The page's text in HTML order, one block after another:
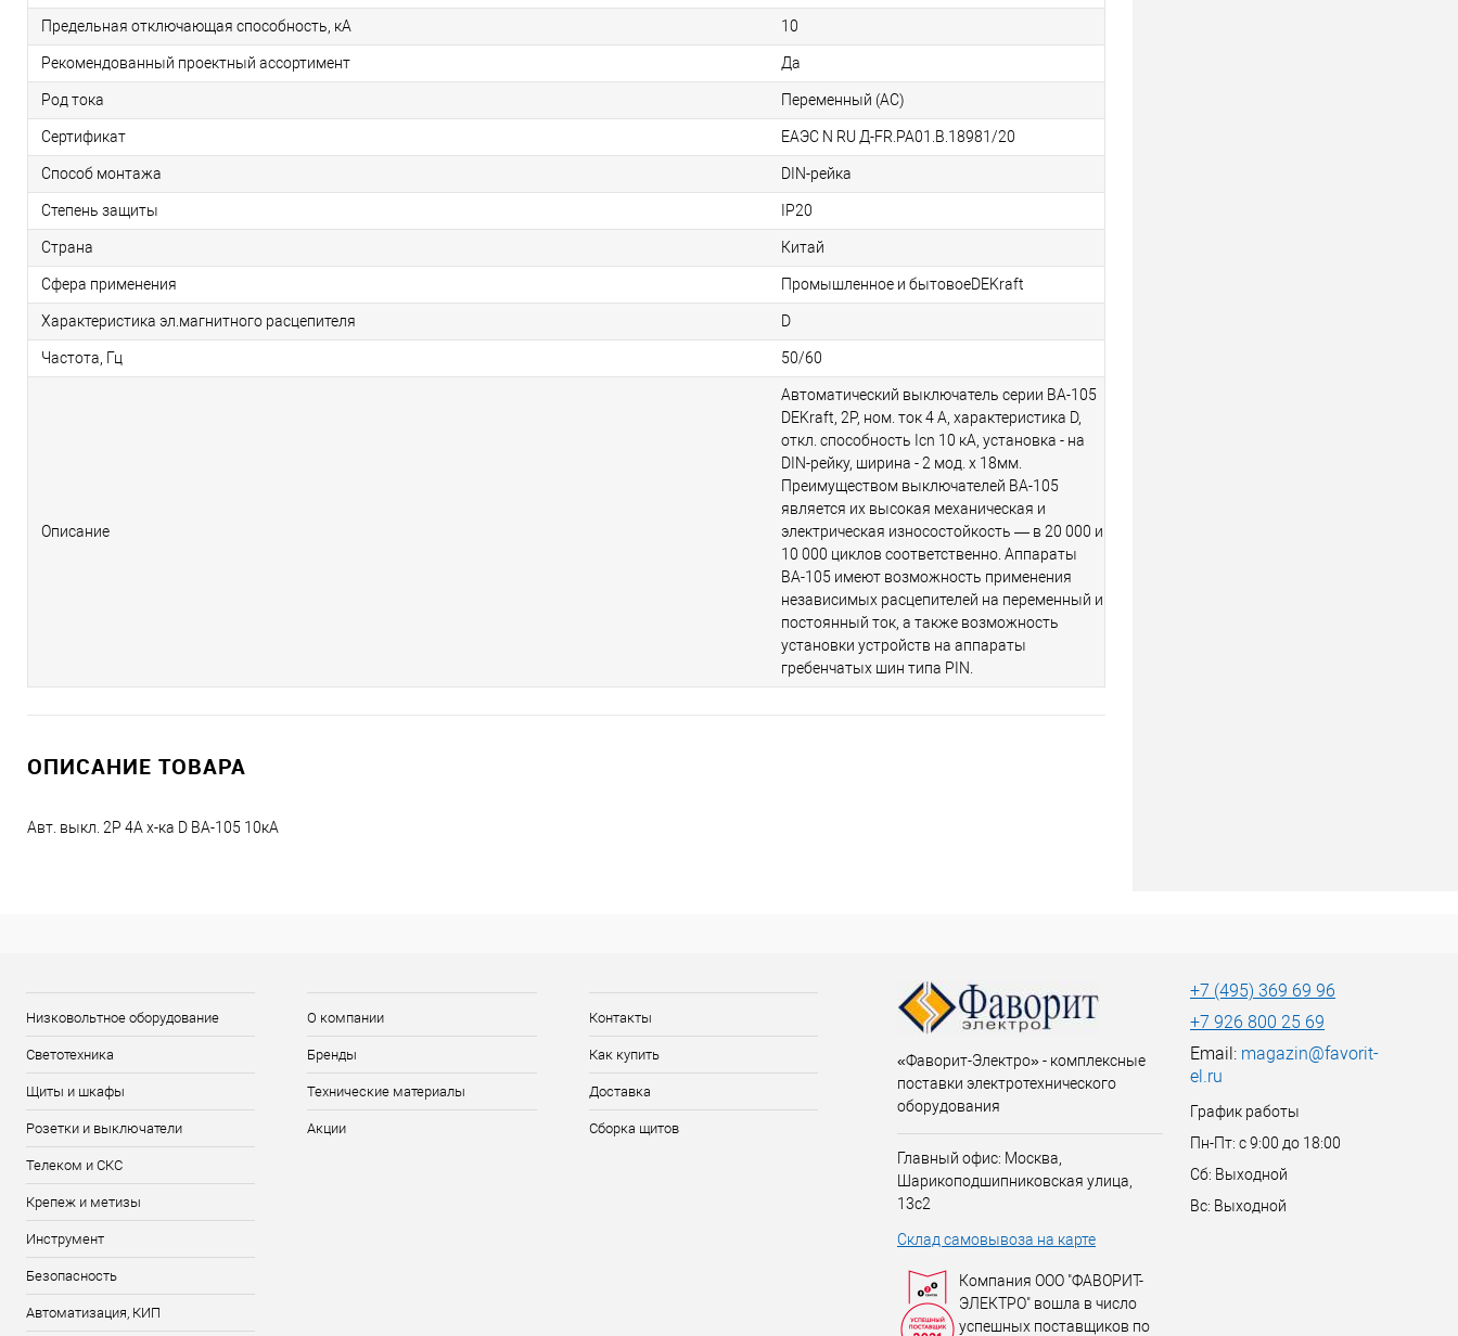
Предельная отключающая способность, кA 10
Рекомендованный проектный ассортимент Да
Род тока Переменный (AC)
Сертификат ЕАЭС N RU Д-FR.РА01.В.18981/20
Способ монтажа DIN-рейка
Степень защиты IP20
Страна Китай
Сфера применения Промышленное и бытовоеDEKraft
Характеристика эл.магнитного расцепителя D
Частота, Гц 50/60
Описание
Автоматический выключатель серии ВА-105
DEKraft, 2P, ном. ток 4 А, характеристика D,
откл. способность Icn 10 кА, установка - на
DIN-рейку, ширина - 2 мод. х 18мм.
Преимуществом выключателей ВА-105
является их высокая механическая и
электрическая износостойкость — в 20 000 и
10 000 циклов соответственно. Аппараты
ВА-105 имеют возможность применения
независимых расцепителей на переменный и
постоянный ток, а также возможность
установки устройств на аппараты
гребенчатых шин типа PIN.
ОПИСАНИЕ ТОВАРА
Авт. выкл. 2P 4A х-ка D ВА-105 10кА
Низковольтное оборудование
Светотехника
Щиты и шкафы
Розетки и выключатели
Телеком и СКС
Крепеж и метизы
Инструмент
Безопасность
Автоматизация, КИП
О компании
Бренды
Технические материалы
Акции
Контакты
Как купить
Доставка
Сборка щитов
«Фаворит-Электро» - комплексные
поставки электротехнического
оборудования
Главный офис: Москва,
Шарикоподшипниковская улица,
13с2
Склад самовывоза на карте
Компания ООО "ФАВОРИТ-
ЭЛЕКТРО" вошла в число
успешных поставщиков по
+7 (495) 369 69 96
+7 926 800 25 69
Email: magazin@favorit-
el.ru
График работы
Пн-Пт: с 9:00 до 18:00
Сб: Выходной
Вс: Выходной